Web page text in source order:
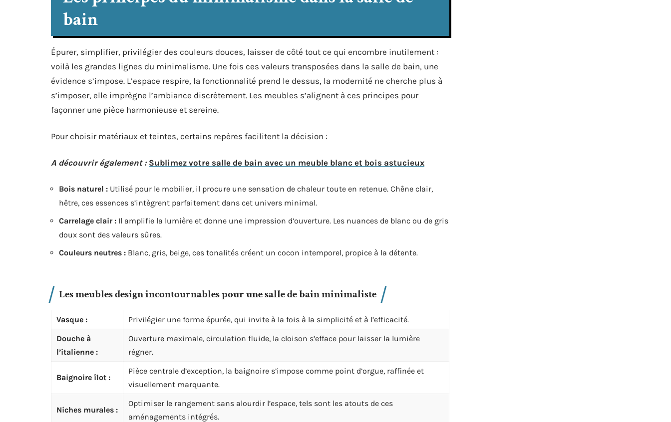
bain
Épurer, simplifier, privilégier des couleurs douces, laisser de côté tout ce qui encombre inutilement :
voilà les grandes lignes du minimalisme. Une fois ces valeurs transposées dans la salle de bain, une
évidence s’impose. L’espace respire, la fonctionnalité prend le dessus, la modernité ne cherche plus à
s’imposer, elle imprègne l’ambiance discrètement. Les meubles s’alignent à ces principes pour
façonner une pièce harmonieuse et sereine.
Pour choisir matériaux et teintes, certains repères facilitent la décision :
A découvrir également : Sublimez votre salle de bain avec un meuble blanc et bois astucieux
Bois naturel : Utilisé pour le mobilier, il procure une sensation de chaleur toute en retenue. Chêne clair,
hêtre, ces essences s’intègrent parfaitement dans cet univers minimal.
Carrelage clair : Il amplifie la lumière et donne une impression d’ouverture. Les nuances de blanc ou de gris
doux sont des valeurs sûres.
Couleurs neutres : Blanc, gris, beige, ces tonalités créent un cocon intemporel, propice à la détente.
Les meubles design incontournables pour une salle de bain minimaliste
Vasque :
Privilégier une forme épurée, qui invite à la fois à la simplicité et à l’efficacité.
Douche à
l’italienne :
Ouverture maximale, circulation fluide, la cloison s’efface pour laisser la lumière
régner.
Baignoire îlot :
Pièce centrale d’exception, la baignoire s’impose comme point d’orgue, raffinée et
visuellement marquante.
Niches murales :
Optimiser le rangement sans alourdir l’espace, tels sont les atouts de ces
aménagements intégrés.